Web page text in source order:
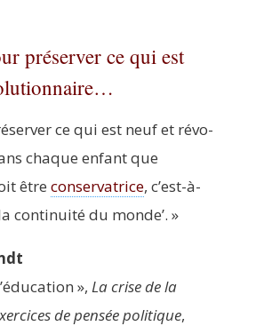
préserver ce qui est
ce qui est neuf et révo­
chaque enfant que
être conser­va­trice, c’est-à-
conti­nui­té du monde’. »
», La crise de la
de pen­sée poli­tique,